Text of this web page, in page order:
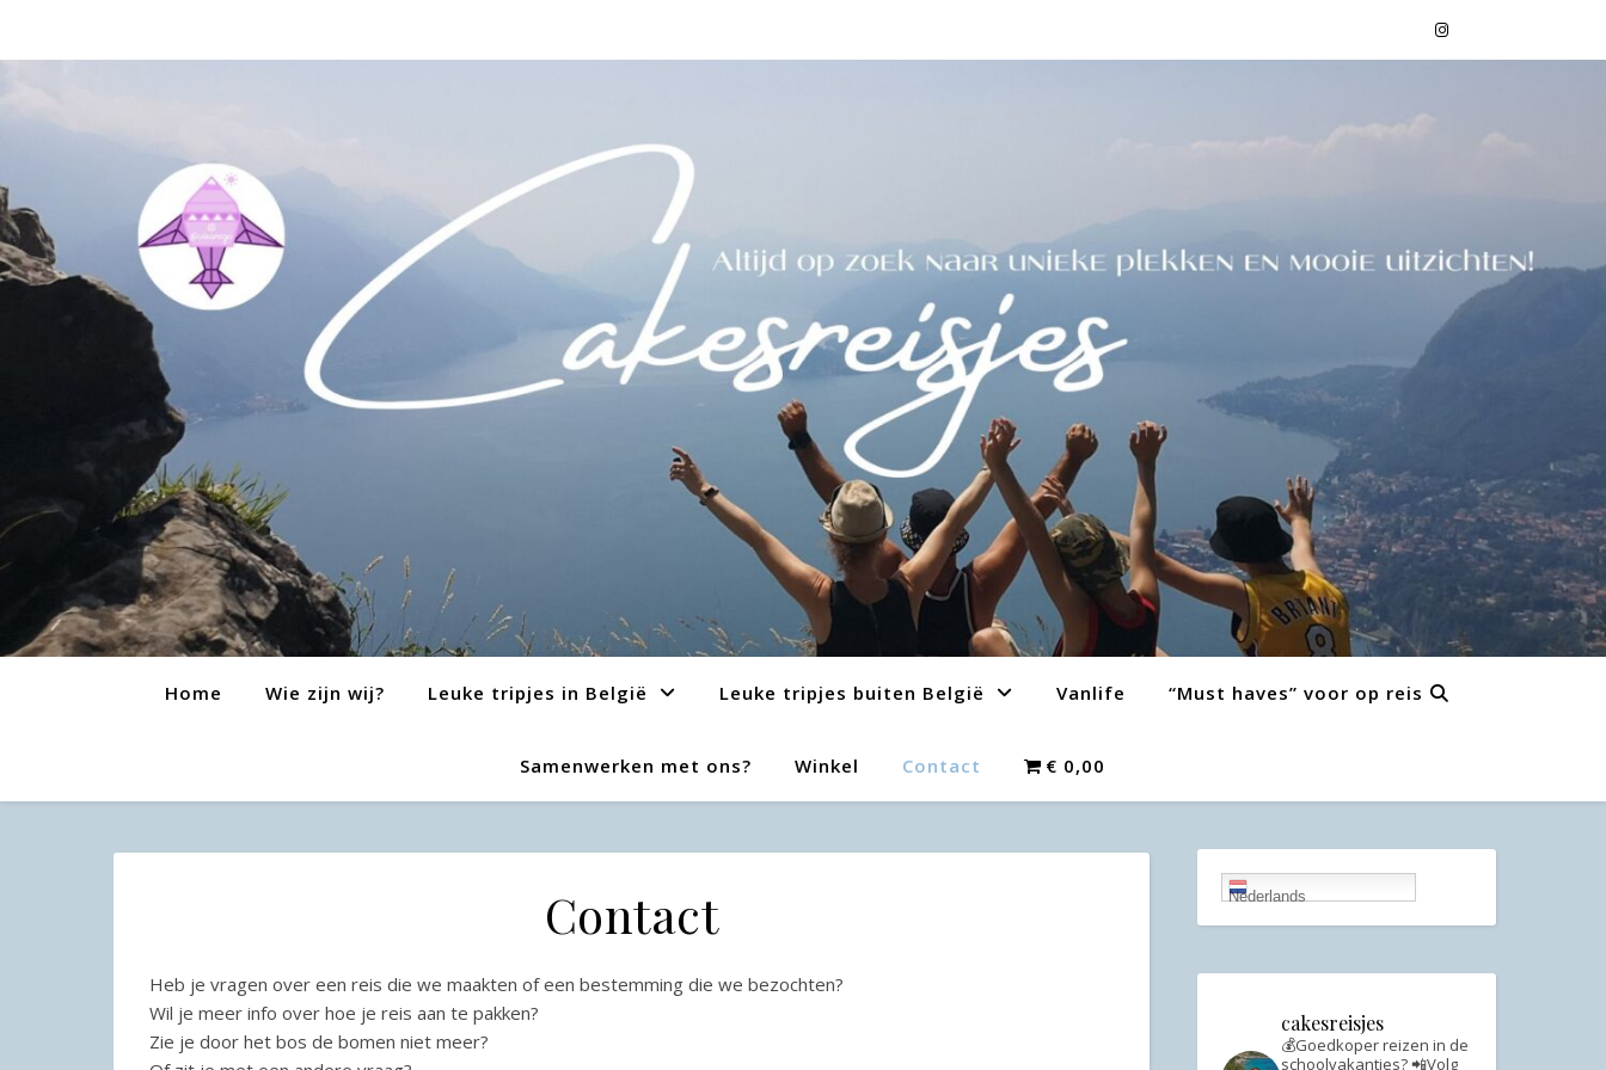
Home Wie zijn wij? Leuke tripjes in België Leuke tripjes buiten België Vanlife “Must haves” voor op reis
Samenwerken met ons? Winkel Contact € 0,00
Contact
Heb je vragen over een reis die we maakten of een bestemming die we bezochten?
Wil je meer info over hoe je reis aan te pakken?
Zie je door het bos de bomen niet meer?
Nederlands
cakesreisjes
💰Goedkoper reizen in de
schoolvakanties?📲Volg